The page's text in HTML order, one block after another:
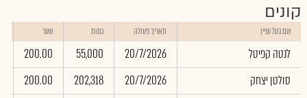
קונים
שם בעל עניין תאריך פעולה כמות שער
לנטה קפיטל 20/7/2026
55,000
200.00
סולטן יצחק
20/7/2026
202,318
200.00